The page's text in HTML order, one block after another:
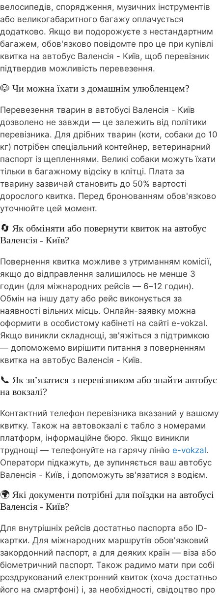
велосипедів, спорядження, музичних інструментів
або великогабаритного багажу оплачується
додатково. Якщо ви подорожуєте з нестандартним
багажем, обов'язково повідомте про це при купівлі
квитка на автобус Валенсія - Київ, щоб перевізник
підтвердив можливість перевезення.
🐶 Чи можна їхати з домашнім улюбленцем?
Перевезення тварин в автобусі Валенсія - Київ
дозволено не завжди — це залежить від політики
перевізника. Для дрібних тварин (коти, собаки до 10
кг) потрібен спеціальний контейнер, ветеринарний
паспорт із щепленнями. Великі собаки можуть їхати
тільки в багажному відсіку в клітці. Плата за
тварину зазвичай становить до 50% вартості
дорослого квитка. Перед бронюванням обов'язково
уточнюйте цей момент.
🔄 Як обміняти або повернути квиток на автобус
Валенсія - Київ?
Повернення квитка можливе з утриманням комісії,
якщо до відправлення залишилось не менше 3
годин (для міжнародних рейсів — 6–12 годин).
Обмін на іншу дату або рейс виконується за
наявності вільних місць. Онлайн-заявку можна
оформити в особистому кабінеті на сайті e-vokzal.
Якщо виникли складнощі, зв'яжіться з підтримкою
— допоможемо вирішити питання з поверненням
квитка на автобус Валенсія - Київ.
📞 Як зв’язатися з перевізником або знайти автобус
на вокзалі?
Контактний телефон перевізника вказаний у вашому
квитку. Також на автовокзалі є табло з номерами
платформ, інформаційне бюро. Якщо виникли
труднощі — телефонуйте на гарячу лінію e-vokzal.
Оператори підкажуть, де зупиняється ваш автобус
Валенсія - Київ, і допоможуть зв'язатися з водієм.
🌍 Які документи потрібні для поїздки на автобусі
Валенсія - Київ?
Для внутрішніх рейсів достатньо паспорта або ID-
картки. Для міжнародних маршрутів обов'язковий
закордонний паспорт, а для деяких країн — віза або
біометричний паспорт. Також радимо мати при собі
роздрукований електронний квиток (хоча достатньо
його на смартфоні) і, за необхідності, свідоцтво про